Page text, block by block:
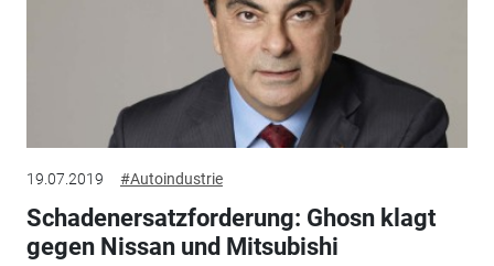
19.07.2019 #Autoindustrie
Schadenersatzforderung: Ghosn klagt
gegen Nissan und Mitsubishi